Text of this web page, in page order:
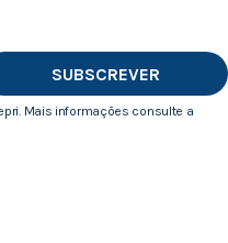
Mais informações consulte a
SUBSCREVER